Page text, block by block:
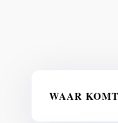
WAAR